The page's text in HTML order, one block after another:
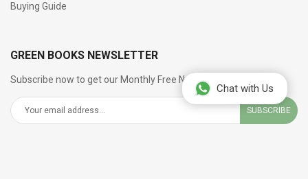
Chat with Us
Buying Guide
GREEN BOOKS NEWSLETTER
Subscribe now to get our Monthly Free Newsletter
SUBSCRIBE